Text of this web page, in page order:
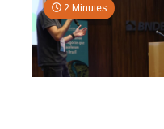
2 Minutes